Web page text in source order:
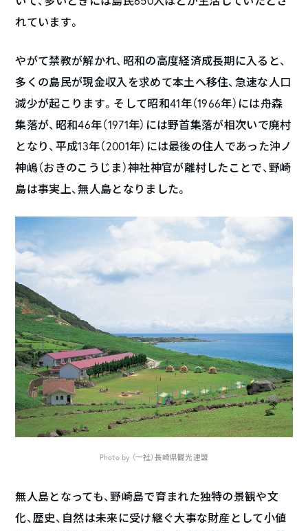
れています。
やがて禁教が解かれ、昭和の高度経済成長期に入ると、
多くの島民が現金収入を求めて本土へ移住、急速な人口
減少が起こります。そして昭和41年（1966年）には舟森
集落が、昭和46年（1971年）には野首集落が相次いで廃村
となり、平成13年（2001年）には最後の住人であった沖ノ
神嶋（おきのこうじま）神社神官が離村したことで、野崎
島は事実上、無人島となりました。
Photo by （一社）長崎県観光連盟
無人島となっても、野崎島で育まれた独特の景観や文
化、歴史、自然は未来に受け継ぐ大事な財産として小値